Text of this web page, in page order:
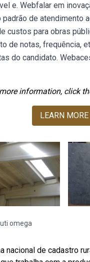
e. Webfalar em
de
custos para obras
de notas, frequência,
do candidato.
information, click
LEARN MORE
omega
de cadastro